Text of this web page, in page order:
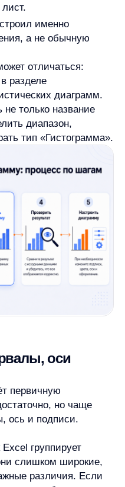
оси
но чаще
и подписи.
группирует
широкие,
различия. Если
Она определяет,
поменять
Иногда
а числом
данные.
Они нужны,
значения выше
Excel,